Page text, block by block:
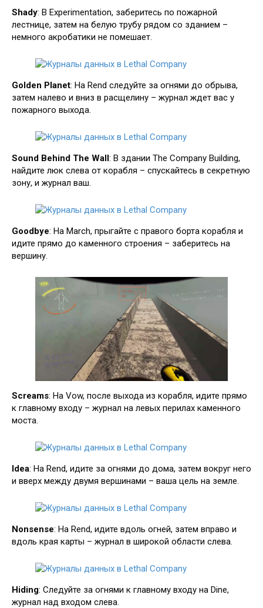
Shady: В Experimentation, заберитесь по пожарной
лестнице, затем на белую трубу рядом со зданием –
немного акробатики не помешает.
Golden Planet: На Rend следуйте за огнями до обрыва,
затем налево и вниз в расщелину – журнал ждет вас у
пожарного выхода.
Sound Behind The Wall: В здании The Company Building,
найдите люк слева от корабля – спускайтесь в секретную
зону, и журнал ваш.
Goodbye: На March, прыгайте с правого борта корабля и
идите прямо до каменного строения – заберитесь на
вершину.
Screams: На Vow, после выхода из корабля, идите прямо
к главному входу – журнал на левых перилах каменного
моста.
Idea: На Rend, идите за огнями до дома, затем вокруг него
и вверх между двумя вершинами – ваша цель на земле.
Nonsense: На Rend, идите вдоль огней, затем вправо и
вдоль края карты – журнал в широкой области слева.
Hiding: Следуйте за огнями к главному входу на Dine,
журнал над входом слева.